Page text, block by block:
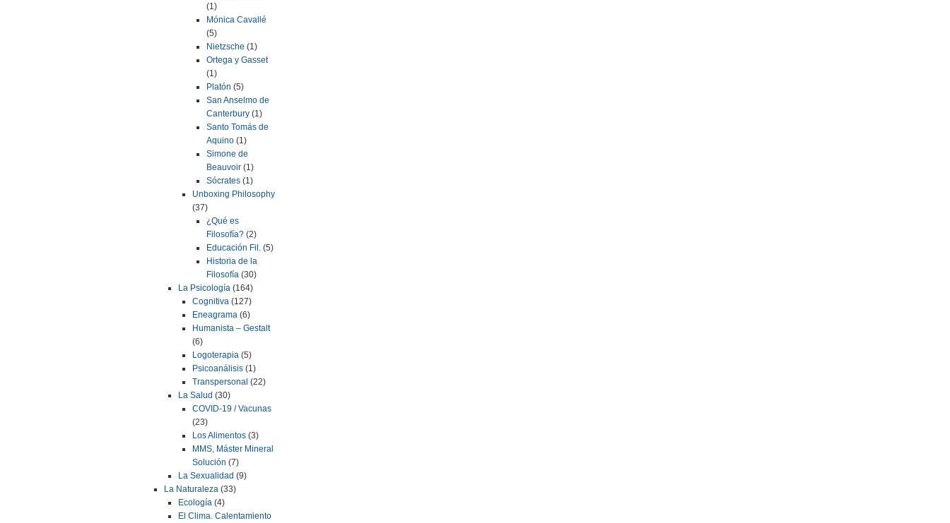
(1)
Mónica Cavallé
(5)
Nietzsche (1)
Ortega y Gasset
(1)
Platón (5)
San Anselmo de
Canterbury (1)
Santo Tomás de
Aquino (1)
Simone de
Beauvoir (1)
Sócrates (1)
Unboxing Philosophy
(37)
¿Qué es
Filosofía? (2)
Educación Fil. (5)
Historia de la
Filosofía (30)
La Psicología (164)
Cognitiva (127)
Eneagrama (6)
Humanista – Gestalt
(6)
Logoterapia (5)
Psicoanálisis (1)
Transpersonal (22)
La Salud (30)
COVID-19 / Vacunas
(23)
Los Alimentos (3)
MMS, Máster Mineral
Solución (7)
La Sexualidad (9)
La Naturaleza (33)
Ecología (4)
El Clima. Calentamiento